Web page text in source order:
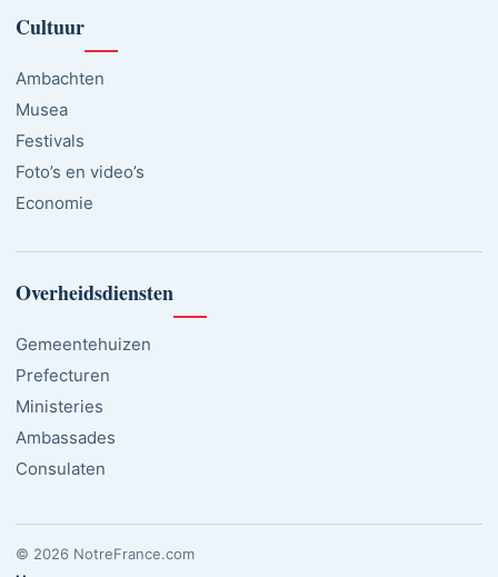
Cultuur
Ambachten
Musea
Festivals
Foto’s en video’s
Economie
Overheidsdiensten
Gemeentehuizen
Prefecturen
Ministeries
Ambassades
Consulaten
© 2026 NotreFrance.com